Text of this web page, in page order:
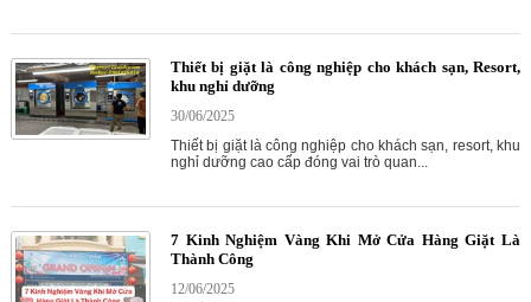
Thiết bị giặt là công nghiệp cho khách sạn, Resort,
khu nghỉ dưỡng
30/06/2025
Thiết bị giặt là công nghiệp cho khách sạn, resort, khu
nghỉ dưỡng cao cấp đóng vai trò quan...
7 Kinh Nghiệm Vàng Khi Mở Cửa Hàng Giặt Là
Thành Công
12/06/2025